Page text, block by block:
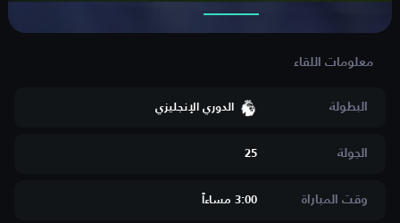
البطولة الدوري الإنجليزي
الجولة 25
وقت المباراة 3:00 مساءاََ